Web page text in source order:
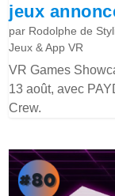
jeux
par Rodolphe de
Jeux & App VR
VR Games
13 août, avec
Crew.